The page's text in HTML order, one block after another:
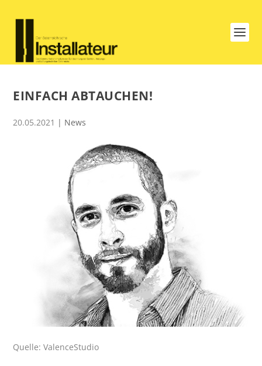
EINFACH ABTAUCHEN!
20.05.2021 | News
Quelle: ValenceStudio